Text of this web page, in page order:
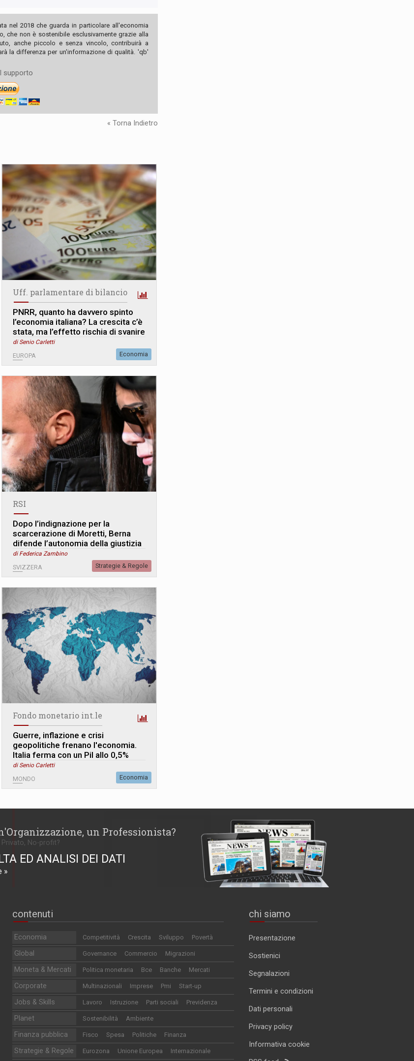
nel 2018 che guarda in particolare all'economia
che non è sostenibile esclusivamente grazie alla
anche piccolo e senza vincolo, contribuirà a
la differenza per un'informazione di qualità. 'qb'
supporto
« Torna Indietro
Uff. parlamentare di bilancio
PNRR, quanto ha davvero spinto
l’economia italiana? La crescita c’è
stata, ma l’effetto rischia di svanire
di Senio Carletti
EUROPA Economia
RSI
Dopo l’indignazione per la
scarcerazione di Moretti, Berna
difende l’autonomia della giustizia
di Federica Zambino
SVIZZERA Strategie & Regole
Fondo monetario int.le
Guerre, inflazione e crisi
geopolitiche frenano l'economia.
Italia ferma con un Pil allo 0,5%
di Senio Carletti
MONDO Economia
un Professionista?
No-profit?
ED ANALISI DEI DATI
»
contenuti
Economia Competitività Crescita Sviluppo Povertà
Global Governance Commercio Migrazioni
Moneta & Mercati Politica monetaria Bce Banche Mercati
Corporate Multinazionali Imprese Pmi Start-up
Jobs & Skills Lavoro Istruzione Parti sociali Previdenza
Planet Sostenibilità Ambiente
Finanza pubblica Fisco Spesa Politiche Finanza
Strategie & Regole Eurozona Unione Europea Internazionale
chi siamo
Presentazione
Sostienici
Segnalazioni
Termini e condizioni
Dati personali
Privacy policy
Informativa cookie